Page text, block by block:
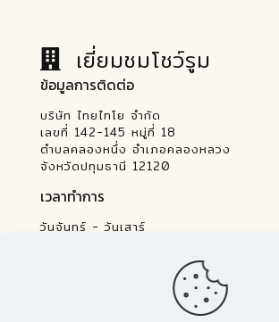
เยี่ยมชมโชว์รูม
ข้อมูลการติดต่อ
บริษัท ไทยไทโย จำกัด
เลขที่ 142-145 หมู่ที่ 18
ตำบลคลองหนึ่ง อำเภอคลองหลวง
จังหวัดปทุมธานี 12120
เวลาทำการ
วันจันทร์ - วันเสาร์